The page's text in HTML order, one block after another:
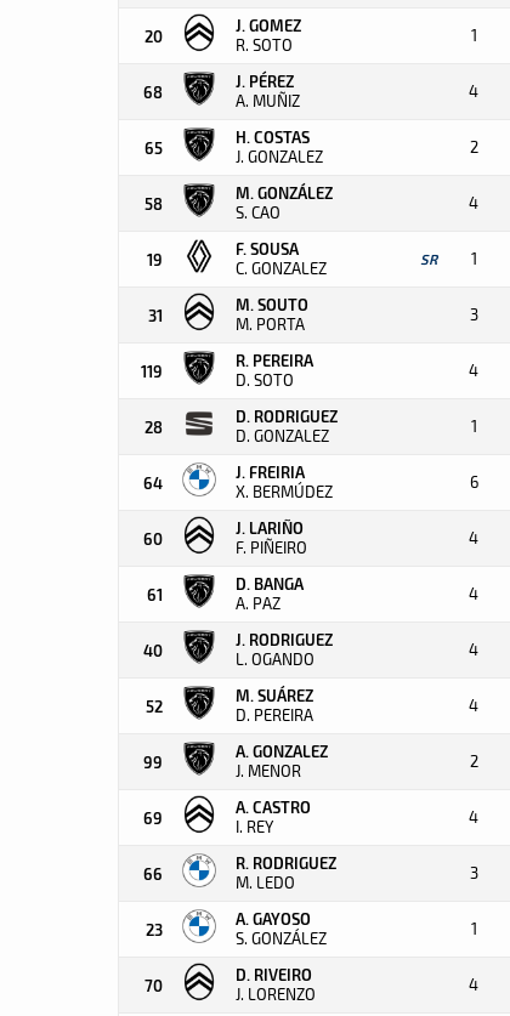
20
J. GOMEZ
R. SOTO 1
68
J. PÉREZ
A. MUÑIZ 4
65
H. COSTAS
J. GONZALEZ 2
58
M. GONZÁLEZ
S. CAO 4
19
F. SOUSA
C. GONZALEZ SR 1
31
M. SOUTO
M. PORTA 3
119
R. PEREIRA
D. SOTO 4
28
D. RODRIGUEZ
D. GONZALEZ 1
64
J. FREIRIA
X. BERMÚDEZ 6
60
J. LARIÑO
F. PIÑEIRO 4
61
D. BANGA
A. PAZ 4
40
J. RODRIGUEZ
L. OGANDO 4
52
M. SUÁREZ
D. PEREIRA 4
99
A. GONZALEZ
J. MENOR 2
69
A. CASTRO
I. REY 4
66
R. RODRIGUEZ
M. LEDO 3
23
A. GAYOSO
S. GONZÁLEZ 1
70
D. RIVEIRO
J. LORENZO 4